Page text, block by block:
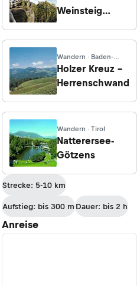
Weinsteig
Dernbach -
Annweiler am
Trifels
Wandern · Baden-
Württemberg
Holzer Kreuz –
Herrenschwand
Wandern · Tirol
Natterersee-
Götzens
Strecke: 5-10 km
Aufstieg: bis 300 m Dauer: bis 2 h
Anreise